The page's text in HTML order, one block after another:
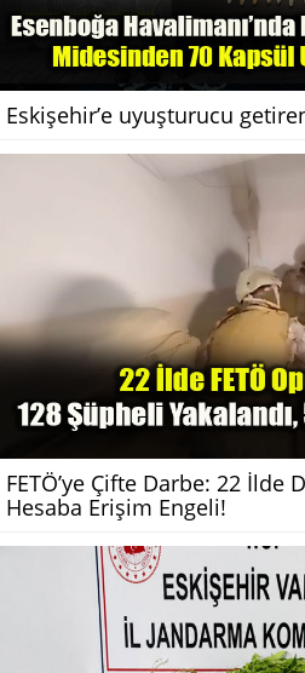
Eskişehir’e uyuşturucu
FETÖ’ye Çifte Darbe: 22 İlde
Hesaba Erişim Engeli!